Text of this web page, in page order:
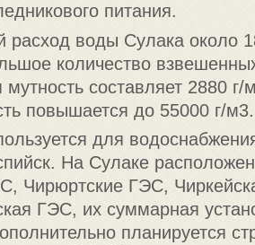
питания.
расход воды Сулака около
количество
мутность составляет 2880
повышается до 55000 г/м3.
для
На Сулаке
Чирюртские ГЭС,
ГЭС, их суммарная
планируется